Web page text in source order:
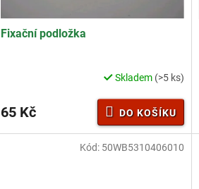
Fixační podložka
Skladem (>5 ks)
65 Kč DO KOŠÍKU
Kód: 50WB5310406010